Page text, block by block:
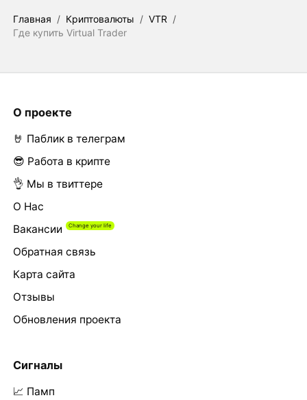
Главная / Криптовалюты / VTR /
Где купить Virtual Trader
О проекте
🤘 Паблик в телеграм
😎 Работа в крипте
👌 Мы в твиттере
О Нас
Вакансии
Обратная связь
Карта сайта
Отзывы
Обновления проекта
Сигналы
📈 Памп